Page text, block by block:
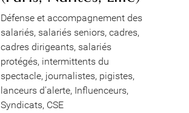
Défense et accompagnement des
salariés, salariés seniors, cadres,
cadres dirigeants, salariés
protégés, intermittents du
spectacle, journalistes, pigistes,
lanceurs d'alerte, Influenceurs,
Syndicats, CSE